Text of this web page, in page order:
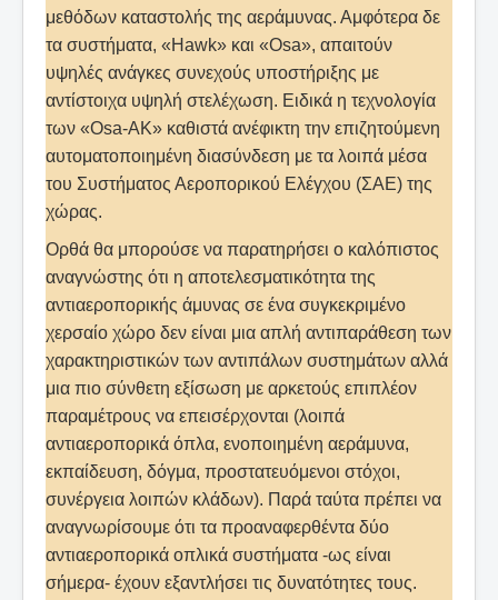
μεθόδων καταστολής της αεράμυνας. Αμφότερα δε
τα συστήματα, «Hawk» και «Osa», απαιτούν
υψηλές ανάγκες συνεχούς υποστήριξης με
αντίστοιχα υψηλή στελέχωση. Ειδικά η τεχνολογία
των «Osa-AK» καθιστά ανέφικτη την επιζητούμενη
αυτοματοποιημένη διασύνδεση με τα λοιπά μέσα
του Συστήματος Αεροπορικού Ελέγχου (ΣΑΕ) της
χώρας.
Ορθά θα μπορούσε να παρατηρήσει ο καλόπιστος
αναγνώστης ότι η αποτελεσματικότητα της
αντιαεροπορικής άμυνας σε ένα συγκεκριμένο
χερσαίο χώρο δεν είναι μια απλή αντιπαράθεση των
χαρακτηριστικών των αντιπάλων συστημάτων αλλά
μια πιο σύνθετη εξίσωση με αρκετούς επιπλέον
παραμέτρους να επεισέρχονται (λοιπά
αντιαεροπορικά όπλα, ενοποιημένη αεράμυνα,
εκπαίδευση, δόγμα, προστατευόμενοι στόχοι,
συνέργεια λοιπών κλάδων). Παρά ταύτα πρέπει να
αναγνωρίσουμε ότι τα προαναφερθέντα δύο
αντιαεροπορικά οπλικά συστήματα -ως είναι
σήμερα- έχουν εξαντλήσει τις δυνατότητες τους.